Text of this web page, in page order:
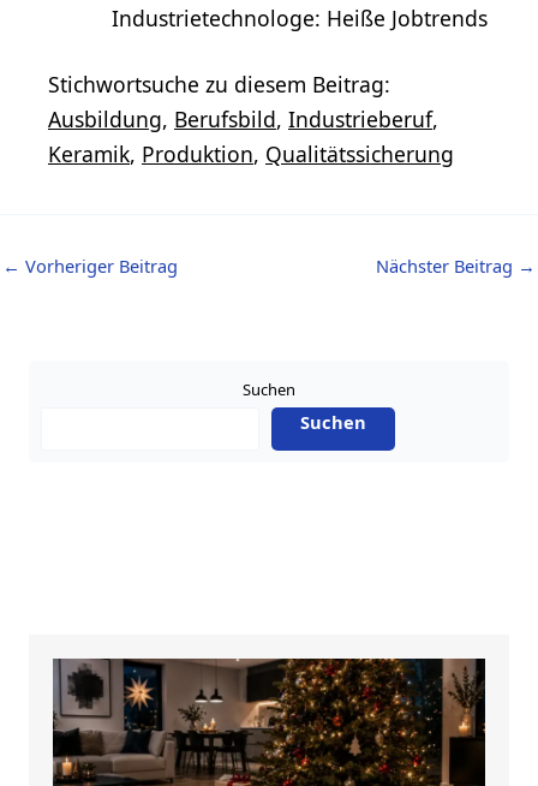
Industrietechnologe: Heiße Jobtrends
Stichwortsuche zu diesem Beitrag:
Ausbildung, Berufsbild, Industrieberuf,
Keramik, Produktion, Qualitätssicherung
← Vorheriger Beitrag Nächster Beitrag →
Suchen
Suchen